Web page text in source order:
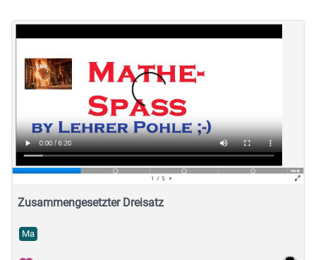
Zusammengesetzter Dreisatz
Ma